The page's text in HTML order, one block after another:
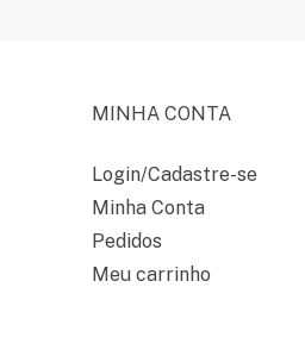
MINHA CONTA
Login/Cadastre-se
Minha Conta
Pedidos
Meu carrinho